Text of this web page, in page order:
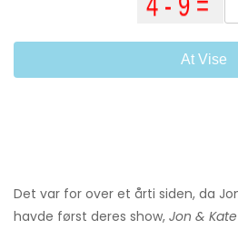
At Vise
Det var for over et årti siden, da
havde først deres show, Jon &